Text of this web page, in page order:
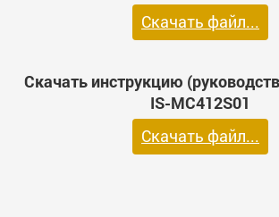
Скачать файл...
Скачать инструкцию
IS-MC412S01
Скачать файл...